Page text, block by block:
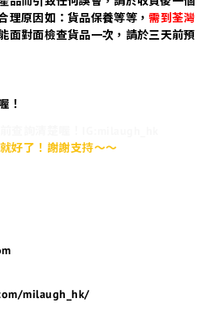
理原因如：貨品保養等等，需到荃灣
面對面檢查貨品一次，請於三天前預
！
好了！謝謝支持～～
milaugh_hk/